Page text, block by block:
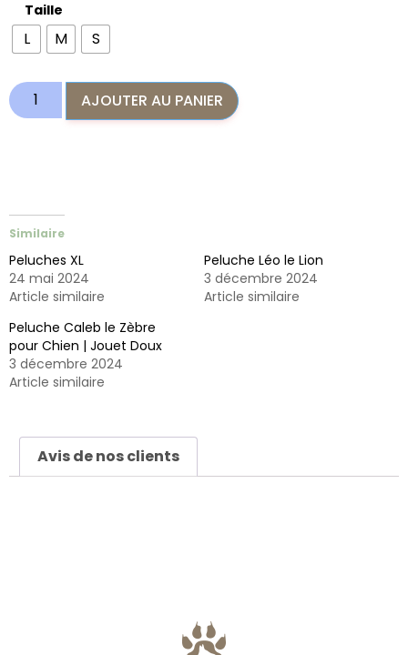
Taille
L M S
AJOUTER AU PANIER
Similaire
Peluches XL
24 mai 2024
Article similaire
Peluche Léo le Lion
3 décembre 2024
Article similaire
Peluche Caleb le Zèbre
pour Chien | Jouet Doux
3 décembre 2024
Article similaire
Avis de nos clients